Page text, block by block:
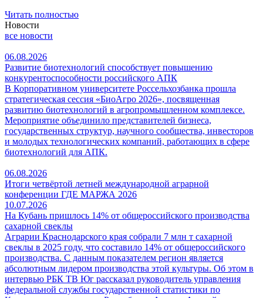
Читать полностью
Новости
все новости
06.08.2026
Развитие биотехнологий способствует повышению
конкурентоспособности российского АПК
В Корпоративном университете Россельхозбанка прошла
стратегическая сессия «БиоАгро 2026», посвященная
развитию биотехнологий в агропромышленном комплексе.
Мероприятие объединило представителей бизнеса,
государственных структур, научного сообщества, инвесторов
и молодых технологических компаний, работающих в сфере
биотехнологий для АПК.
06.08.2026
Итоги четвёртой летней международной аграрной
конференции ГДЕ МАРЖА 2026
10.07.2026
На Кубань пришлось 14% от общероссийского производства
сахарной свеклы
Аграрии Краснодарского края собрали 7 млн т сахарной
свеклы в 2025 году, что составило 14% от общероссийского
производства. С данным показателем регион является
абсолютным лидером производства этой культуры. Об этом в
интервью РБК ТВ Юг рассказал руководитель управления
федеральной службы государственной статистики по